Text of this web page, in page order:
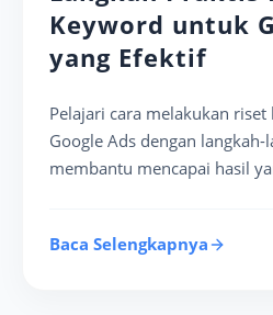
Keyword untuk
yang Efektif
Pelajari cara melakukan
Google Ads dengan
membantu mencapai hasil
Baca Selengkapnya